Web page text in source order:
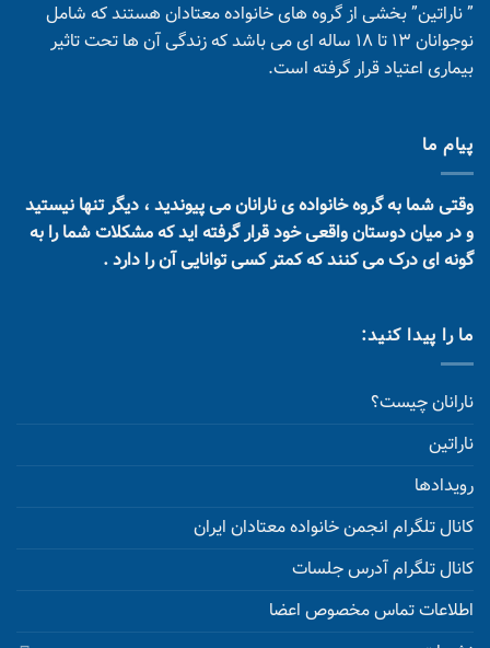
” ناراتین” بخشی از گروه های خانواده معتادان هستند که شامل
نوجوانان 13 تا 18 ساله ای می باشد که زندگی آن ها تحت تاثیر
بیماری اعتیاد قرار گرفته است.
پیام ما
وقتی شما به گروه خانواده ی نارانان می پیوندید ، دیگر تنها نیستید
و در میان دوستان واقعی خود قرار گرفته اید که مشکلات شما را به
گونه ای درک می کنند که کمتر کسی توانایی آن را دارد .
ما را پیدا کنید:
نارانان چیست؟
ناراتین
رویدادها
کانال تلگرام انجمن خانواده معتادان ایران
کانال تلگرام آدرس جلسات
اطلاعات تماس مخصوص اعضا